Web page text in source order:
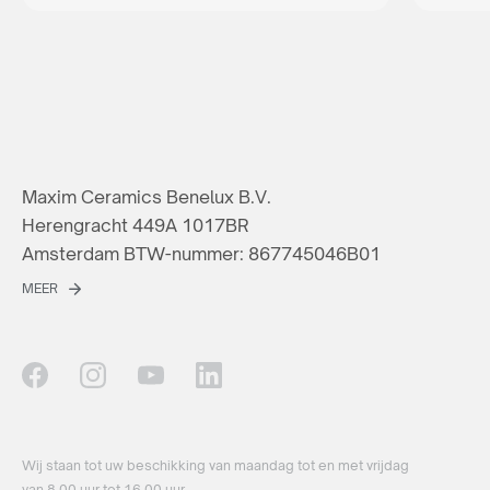
Maxim Ceramics Benelux B.V.
Herengracht 449A 1017BR
Amsterdam BTW-nummer: 867745046B01
MEER
Wij staan ​​tot uw beschikking van maandag tot en met vrijdag